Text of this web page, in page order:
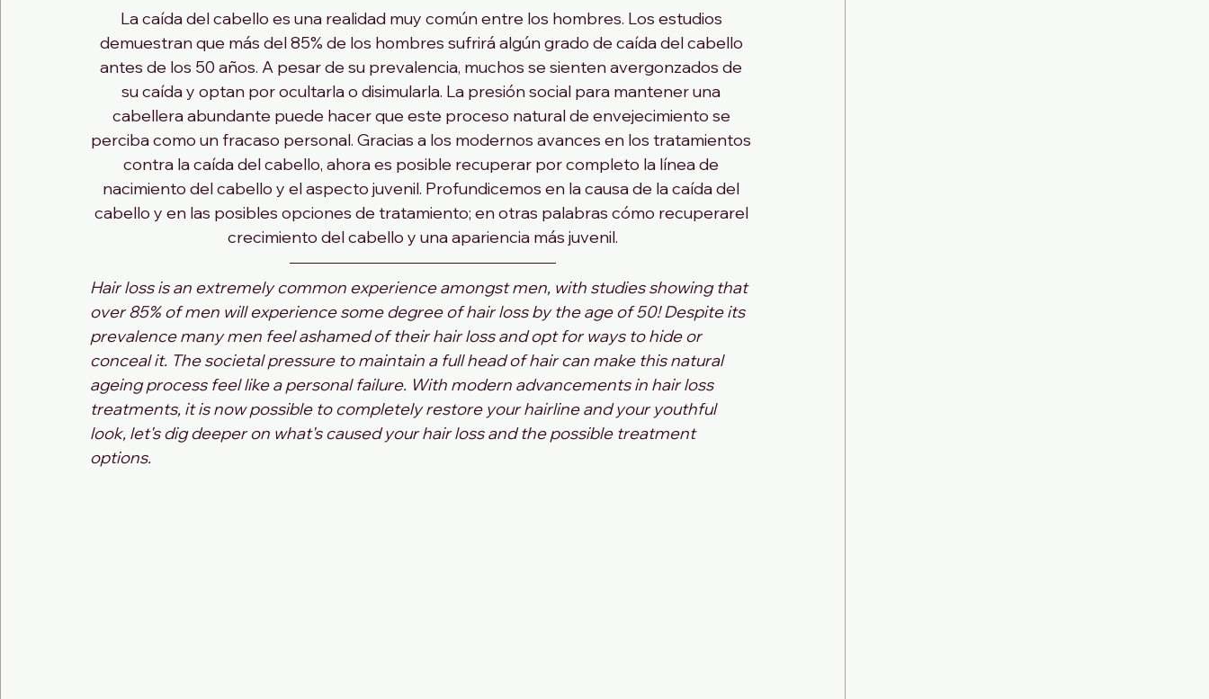
La caída del cabello es una realidad muy común entre los hombres. Los estudios
demuestran que más del 85% de los hombres sufrirá algún grado de caída del cabello
antes de los 50 años. A pesar de su prevalencia, muchos se sienten avergonzados de
su caída y optan por ocultarla o disimularla. La presión social para mantener una
cabellera abundante puede hacer que este proceso natural de envejecimiento se
perciba como un fracaso personal. Gracias a los modernos avances en los tratamientos
contra la caída del cabello, ahora es posible recuperar por completo la línea de
nacimiento del cabello y el aspecto juvenil. Profundicemos en la causa de la caída del
cabello y en las posibles opciones de tratamiento; en otras palabras cómo recuperarel
crecimiento del cabello y una apariencia más juvenil.
Hair loss is an extremely common experience amongst men, with studies showing that
over 85% of men will experience some degree of hair loss by the age of 50! Despite its
prevalence many men feel ashamed of their hair loss and opt for ways to hide or
conceal it. The societal pressure to maintain a full head of hair can make this natural
ageing process feel like a personal failure. With modern advancements in hair loss
treatments, it is now possible to completely restore your hairline and your youthful
look, let's dig deeper on what's caused your hair loss and the possible treatment
options.